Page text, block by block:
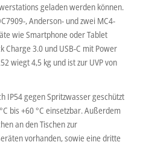
geladen werden können.
, Anderson- und zwei MC4-
wie Smartphone oder Tablet
Charge 3.0 und USB-C mit Power
wiegt 4,5 kg und ist zur UVP von
IP54 gegen Spritzwasser geschützt
bis +60 °C einsetzbar. Außerdem
an den Tischen zur
vorhanden, sowie eine dritte